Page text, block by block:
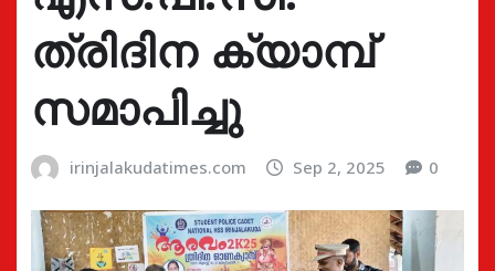
ത്രിദിന ക്യാമ്പ്
സമാപിച്ചു
irinjalakudatimes.com Sep 2, 2025 0